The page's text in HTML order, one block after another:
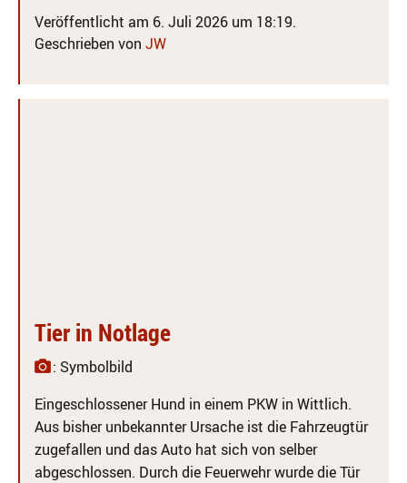
Veröffentlicht am 6. Juli 2026 um 18:19.
Geschrieben von JW
Tier in Notlage
: Symbolbild
Eingeschlossener Hund in einem PKW in Wittlich.
Aus bisher unbekannter Ursache ist die Fahrzeugtür
zugefallen und das Auto hat sich von selber
abgeschlossen. Durch die Feuerwehr wurde die Tür